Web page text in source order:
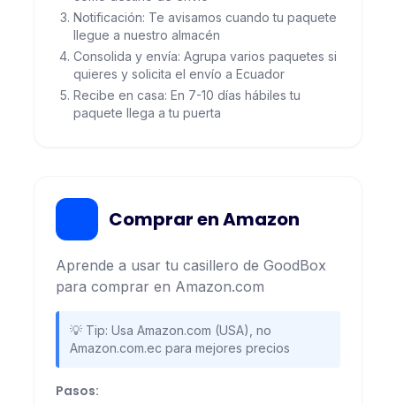
Notificación: Te avisamos cuando tu paquete
llegue a nuestro almacén
Consolida y envía: Agrupa varios paquetes si
quieres y solicita el envío a Ecuador
Recibe en casa: En 7-10 días hábiles tu
paquete llega a tu puerta
Comprar en Amazon
Aprende a usar tu casillero de GoodBox
para comprar en Amazon.com
💡 Tip: Usa Amazon.com (USA), no
Amazon.com.ec para mejores precios
Pasos: